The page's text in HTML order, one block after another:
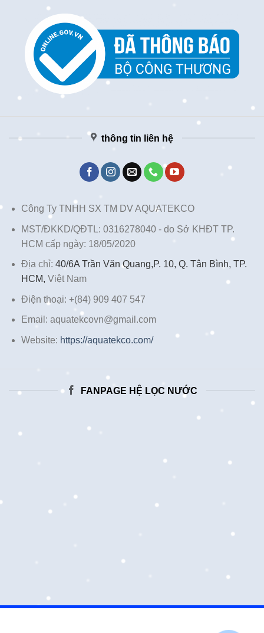
thông tin liên hệ
Công Ty TNHH SX TM DV AQUATEKCO
MST/ĐKKD/QĐTL: 0316278040 - do Sở KHĐT TP.
HCM cấp ngày: 18/05/2020
Địa chỉ: 40/6A Trần Văn Quang,P. 10, Q. Tân Bình, TP.
HCM, Việt Nam
Điện thoại: +(84) 909 407 547
Email: aquatekcovn@gmail.com
Website: https://aquatekco.com/
FANPAGE HỆ LỌC NƯỚC